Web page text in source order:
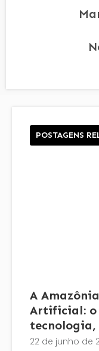
POSTAGENS
A
Artificial: o
22 de junho de